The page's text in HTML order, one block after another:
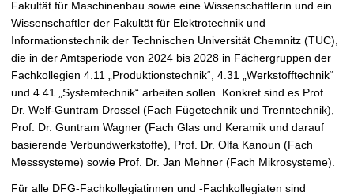
ß
e
r
n
Fakultät für Maschinenbau sowie eine Wissenschaftlerin und ein
Wissenschaftler der Fakultät für Elektrotechnik und
Informationstechnik der Technischen Universität Chemnitz (TUC),
die in der Amtsperiode von 2024 bis 2028 in Fächergruppen der
Fachkollegien 4.11 „Produktionstechnik“, 4.31 „Werkstofftechnik“
und 4.41 „Systemtechnik“ arbeiten sollen. Konkret sind es Prof.
Dr. Welf-Guntram Drossel (Fach Fügetechnik und Trenntechnik),
Prof. Dr. Guntram Wagner (Fach Glas und Keramik und darauf
basierende Verbundwerkstoffe), Prof. Dr. Olfa Kanoun (Fach
Messsysteme) sowie Prof. Dr. Jan Mehner (Fach Mikrosysteme).
Für alle DFG-Fachkollegiatinnen und -Fachkollegiaten sind